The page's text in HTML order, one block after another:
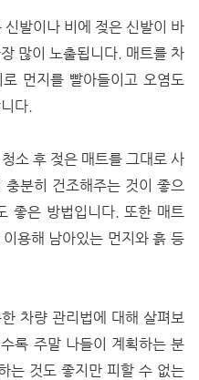
발이나 비에 젖은 신발이 바
많이 노출됩니다. 매트를 차
먼지를 빨아들이고 오염도
다.
소 후 젖은 매트를 그대로 사
분히 건조해주는 것이 좋으
좋은 방법입니다. 또한 매트
용해 남아있는 먼지와 흙 등
차량 관리법에 대해 살펴보
록 주말 나들이 계획하는 분
는 것도 좋지만 피할 수 없는